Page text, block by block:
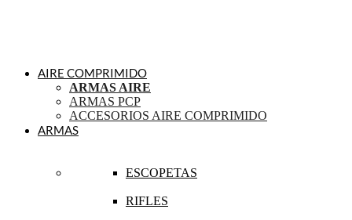
AIRE COMPRIMIDO
ARMAS AIRE
ARMAS PCP
ACCESORIOS AIRE COMPRIMIDO
ARMAS
ESCOPETAS
RIFLES